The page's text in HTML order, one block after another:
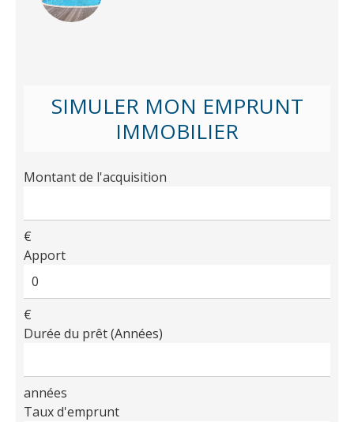
SIMULER MON EMPRUNT
IMMOBILIER
Montant de l'acquisition
€
Apport
€
Durée du prêt (Années)
années
Taux d'emprunt